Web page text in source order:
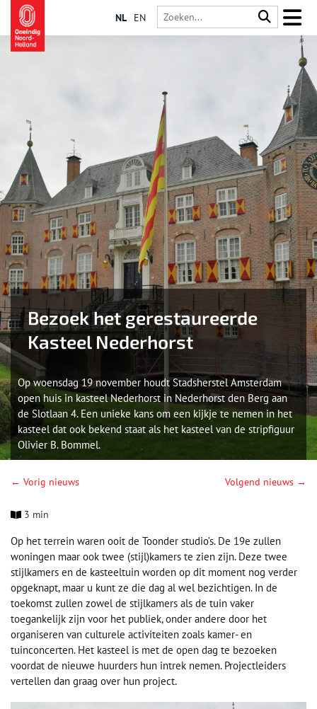
NL EN
Bezoek het gerestaureerde
Kasteel Nederhorst
Op woensdag 19 november houdt Stadsherstel Amsterdam
open huis in kasteel Nederhorst in Nederhorst den Berg aan
de Slotlaan 4. Een unieke kans om een kijkje te nemen in het
kasteel dat ook bekend staat als het kasteel van de stripfiguur
Olivier B. Bommel.
← Vorig nieuws Volgend nieuws →
3 min
Op het terrein waren ooit de Toonder studio’s. De 19e zullen
woningen maar ook twee (stijl)kamers te zien zijn. Deze twee
stijlkamers en de kasteeltuin worden op dit moment nog verder
opgeknapt, maar u kunt ze die dag al wel bezichtigen. In de
toekomst zullen zowel de stijlkamers als de tuin vaker
toegankelijk zijn voor het publiek, onder andere door het
organiseren van culturele activiteiten zoals kamer- en
tuinconcerten. Het kasteel is met de open dag te bezoeken
voordat de nieuwe huurders hun intrek nemen. Projectleiders
vertellen dan graag over hun project.